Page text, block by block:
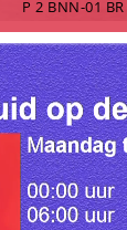
P 2 BNN-01